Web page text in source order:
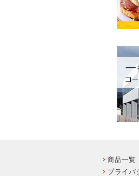
商品一覧
プライバ